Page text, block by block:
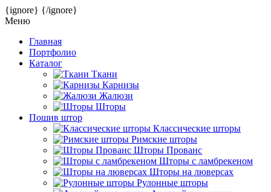
{ignore} {/ignore}
Меню
Главная
Портфолио
Каталог
Ткани
Карнизы
Жалюзи
Шторы
Пошив штор
Классические шторы
Римские шторы
Шторы Прованс
Шторы с ламбрекеном
Шторы на люверсах
Рулонные шторы